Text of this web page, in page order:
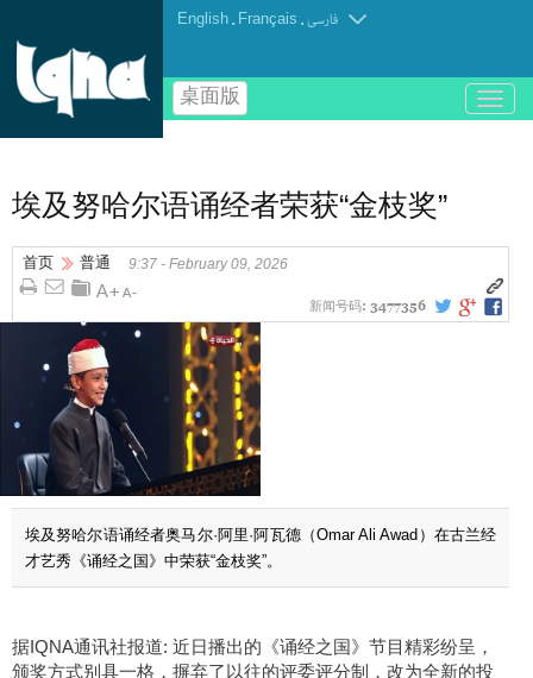
English . Français .فارسی
桌面版
باز
و
埃及努哈尔语诵经者荣获“金枝奖”
首页 普通 9:37 - February 09, 2026
新闻号码: 3477356
埃及努哈尔语诵经者奥马尔·阿里·阿瓦德（Omar Ali Awad）在古兰经
才艺秀《诵经之国》中荣获“金枝奖”。
据IQNA通讯社报道: 近日播出的《诵经之国》节目精彩纷呈，
颁奖方式别具一格，摒弃了以往的评委评分制，改为全新的投